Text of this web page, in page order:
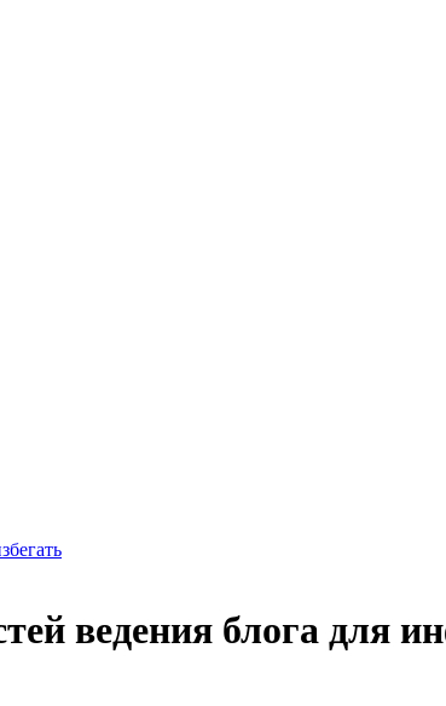
ведения блога для